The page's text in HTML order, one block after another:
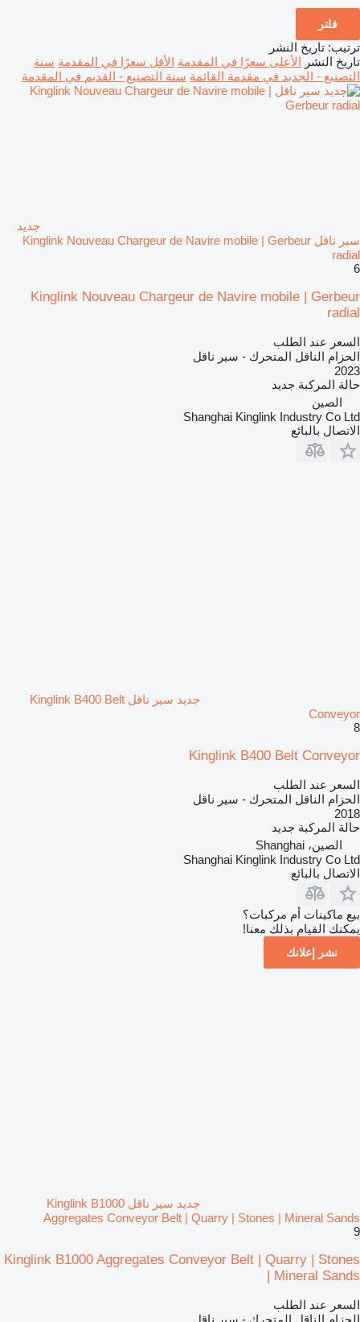
فلتر
ترتيب: تاريخ النشر
تاريخ النشر الأعلى سعرًا في المقدمة الأقل سعرًا في المقدمة سنة
التصنيع - الجديد في مقدمة القائمة سنة التصنيع - القديم في المقدمة
جديد
سير ناقل Kinglink Nouveau Chargeur de Navire mobile | Gerbeur
radial
6
Kinglink Nouveau Chargeur de Navire mobile | Gerbeur
radial
السعر عند الطلب
الحزام الناقل المتحرك - سير ناقل
2023
حالة المركبة جديد
الصين
Shanghai Kinglink Industry Co Ltd
الاتصال بالبائع
جديد سير ناقل Kinglink B400 Belt
Conveyor
8
Kinglink B400 Belt Conveyor
السعر عند الطلب
الحزام الناقل المتحرك - سير ناقل
2018
حالة المركبة جديد
الصين، Shanghai
Shanghai Kinglink Industry Co Ltd
الاتصال بالبائع
بيع ماكينات أم مركبات؟
يمكنك القيام بذلك معنا!
نشر إعلانك
جديد سير ناقل Kinglink B1000
Aggregates Conveyor Belt | Quarry | Stones | Mineral Sands
9
Kinglink B1000 Aggregates Conveyor Belt | Quarry | Stones
| Mineral Sands
السعر عند الطلب
الحزام الناقل المتحرك - سير ناقل